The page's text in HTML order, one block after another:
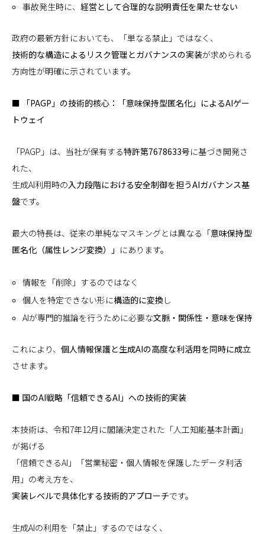
事故発生時に、経営として合理的な説明責任を果たせない
政府の最新方針においても、「単なる禁止」ではなく、
技術的な構造によるリスク管理とガバナンスの実装が求められる
方向性が明確に示されています。
■ 「PAGP」の技術的核心：「意味保持型匿名化」によるAIゲー
トウェイ
「PAGP」は、当社が保有する特許第7678633号に基づき開発さ
れた、
生成AI利用時の入力段階における安全制御を担うAIガバナンス基
盤です。
最大の特長は、従来の単純なマスキングとは異なる「意味保持型
匿名化（属性レンジ変換）」 にあります。
情報を「削除」するのではなく
個人を特定できない形に構造的に変換 し
AIが専門的推論を行うために必要な文脈・関係性・意味を保持
これにより、 個人情報保護と生成AIの高度な利活用を同時に成立
させます。
■ 国のAI戦略「信頼できるAI」への技術的実装
本技術は、令和7年12月に閣議決定された「人工知能基本計画」
が掲げる
「信頼できるAI」「営業秘密・個人情報を保護したデータ利活
用」の考え方を、
実装レベルで具体化する技術的アプローチです。
生成AIの利用を「禁止」するのではなく、